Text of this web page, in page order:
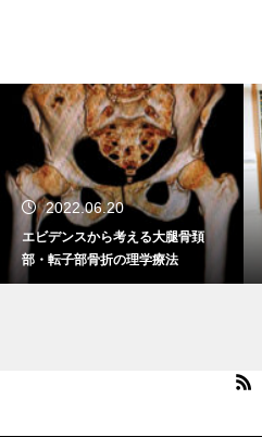
2022.06.20
エビデンスから考える大腿骨頚
部・転子部骨折の理学療法